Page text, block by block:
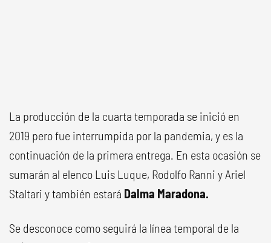
La producción de la cuarta temporada se inició en
2019 pero fue interrumpida por la pandemia, y es la
continuación de la primera entrega. En esta ocasión se
sumarán al elenco Luis Luque, Rodolfo Ranni y Ariel
Staltari y también estará Dalma Maradona.
Se desconoce como seguirá la línea temporal de la